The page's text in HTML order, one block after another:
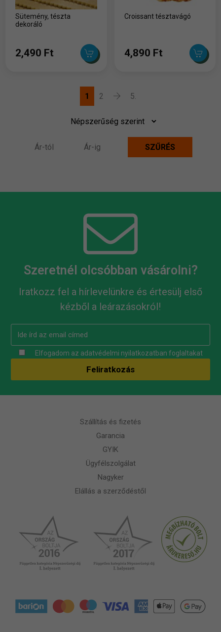
Sütemény, tészta
dekoráló
2,490 Ft
Croissant tésztavágó
4,890 Ft
1 2 5.
Szeretnél olcsóbban vásárolni?
Iratkozz fel a hírlevelünkre és értesülj első
kézből a leárazásokról!
Elfogadom az adatvédelmi nyilatkozatban foglaltakat
Szállítás és fizetés
Garancia
GYIK
Ügyfélszolgálat
Nagyker
Elállás a szerződéstől